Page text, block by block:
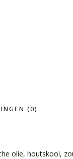
(0)
olie, houtskool,